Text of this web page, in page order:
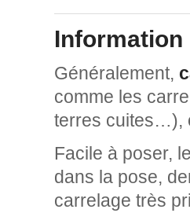
Information
Généralement,
comme les
terres cuites…),
Facile à poser,
dans la pose,
carrelage très